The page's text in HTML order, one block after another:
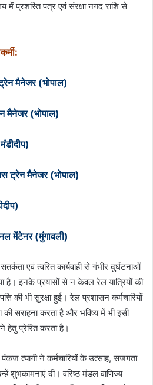
में प्रशस्ति पत्र एवं संरक्षा नगद राशि से
मैनेजर (भोपाल)
मैनेजर (भोपाल)
ट्रेन मैनेजर (भोपाल)
मेंटेनर (मुंगावली)
एवं त्वरित कार्यवाही से गंभीर दुर्घटनाओं
है। इनके प्रयासों से न केवल रेल यात्रियों की
की भी सुरक्षा हुई। रेल प्रशासन कर्मचारियों
की सराहना करता है और भविष्य में भी इसी
हेतु प्रेरित करता है।
त्यागी ने कर्मचारियों के उत्साह, सजगता
शुभकामनाएं दीं। वरिष्ठ मंडल वाणिज्य